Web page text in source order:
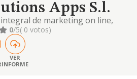
Apps S.l.
de marketing on line,
y hosting, incluyendo el
mantenimiento de aplicaciones
tecnologicas potenciadas con
etc
0/5( 0 votos)
VER
INFORME